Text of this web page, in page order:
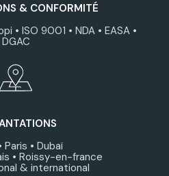
& CONFORMITÉ
• ISO 9001 • NDA • EASA •
DGAC
Paris • Dubaï
• Roissy-en-france
& international